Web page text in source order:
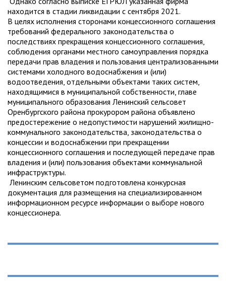
находится в стадии ликвидации с сентября 2021.
В целях исполнения сторонами концессионного соглашения
требований федерального законодательства о
последствиях прекращения концессионного соглашения,
соблюдения органами местного самоуправления порядка
передачи прав владения и пользования централизованными
системами холодного водоснабжения и (или)
водоотведения, отдельными объектами таких систем,
находящимися в муниципальной собственности, главе
муниципального образования Ленинский сельсовет
Оренбургского района прокурором района объявлено
предостережение о недопустимости нарушений жилищно-
коммунального законодательства, законодательства о
концессии и водоснабжении при прекращении
концессионного соглашения и последующей передаче прав
владения и (или) пользования объектами коммунальной
инфраструктуры.
Ленинским сельсоветом подготовлена конкурсная
документация для размещения на специализированном
информационном ресурсе информации о выборе нового
концессионера.